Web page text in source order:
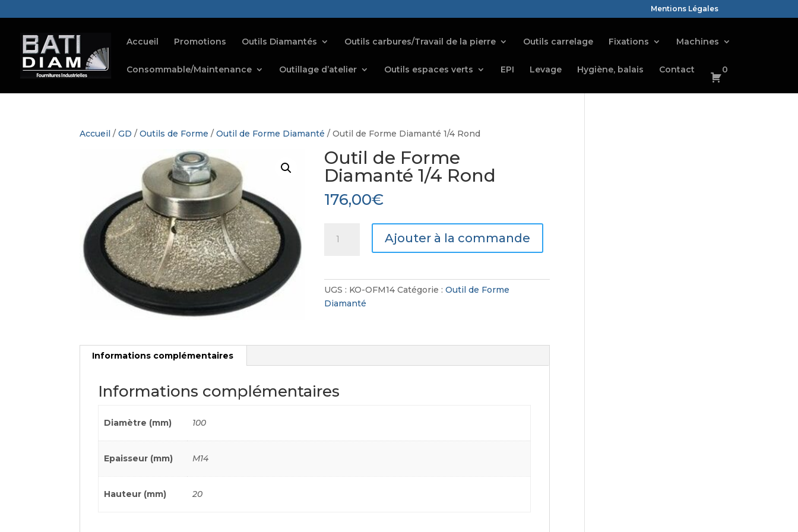
Mentions Légales
Accueil Promotions Outils Diamantés Outils carbures/Travail de la pierre Outils carrelage Fixations Machines
Consommable/Maintenance Outillage d’atelier Outils espaces verts EPI Levage Hygiène, balais Contact 0
Accueil /GD /Outils de Forme /Outil de Forme Diamanté / Outil de Forme Diamanté 1/4 Rond
Outil de Forme
Diamanté 1/4 Rond
176,00€
Diamanté
Ajouter à la commande
UGS : KO-OFM14 Catégorie :Outil de Forme
Diamanté
Informations complémentaires
Informations complémentaires
Diamètre (mm) 100
Epaisseur (mm) M14
Hauteur (mm) 20